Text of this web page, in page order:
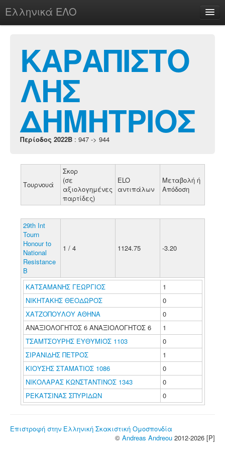
Ελληνικά ΕΛΟ
chesstu.be @ discord
Login
ΚΑΡΑΠΙΣΤΟ
ΛΗΣ
ΔΗΜΗΤΡΙΟΣ
Περίοδος 2022B : 947 -> 944
Τουρνουά
Σκορ
(σε
αξιολογημένες
παρτίδες)
ELO
αντιπάλων
Μεταβολή ή
Απόδοση
29th Int
Tourn
Honour to
National
Resistance
B
1 / 4 1124.75 -3.20
ΚΑΤΣΑΜΑΝΗΣ ΓΕΩΡΓΙΟΣ
1
ΝΙΚΗΤΑΚΗΣ ΘΕΟΔΩΡΟΣ
0
ΧΑΤΖΟΠΟΥΛΟΥ ΑΘΗΝΑ
0
ΑΝΑΞΙΟΛΟΓΗΤΟΣ 6 ΑΝΑΞΙΟΛΟΓΗΤΟΣ 6
1
ΤΣΑΜΤΣΟΥΡΗΣ ΕΥΘΥΜΙΟΣ 1103
0
ΣΙΡΑΝΙΔΗΣ ΠΕΤΡΟΣ
1
ΚΙΟΥΣΗΣ ΣΤΑΜΑΤΙΟΣ 1086
0
ΝΙΚΟΛΑΡΑΣ ΚΩΝΣΤΑΝΤΙΝΟΣ 1343
0
ΡΕΚΑΤΣΙΝΑΣ ΣΠΥΡΙΔΩΝ
0
Επιστροφή στην Ελληνική Σκακιστική Ομοσπονδία
© Andreas Andreou 2012-2026 [P]